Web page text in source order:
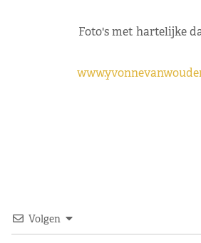
Foto's met hartelijke
Volgen